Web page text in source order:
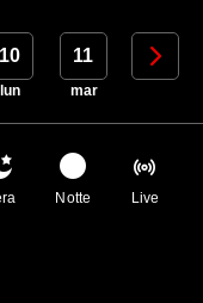
10
lun
11
mar
12
Notte Live